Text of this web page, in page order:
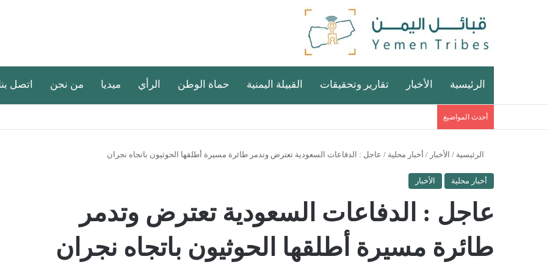
الرئيسية الأخبار تقارير وتحقيقات القبيلة اليمنية حماة الوطن الرأي ميديا من نحن اتصل
أحدث المواضيغ
الرئيسية / الأخبار / أخبار محلية / عاجل : الدفاعات السعودية تعترض وتدمر طائرة مسيرة أطلقها الحوثيون باتجاه نجران
أخبار محلية الأخبار
عاجل : الدفاعات السعودية تعترض وتدمر
طائرة مسيرة أطلقها الحوثيون باتجاه نجران